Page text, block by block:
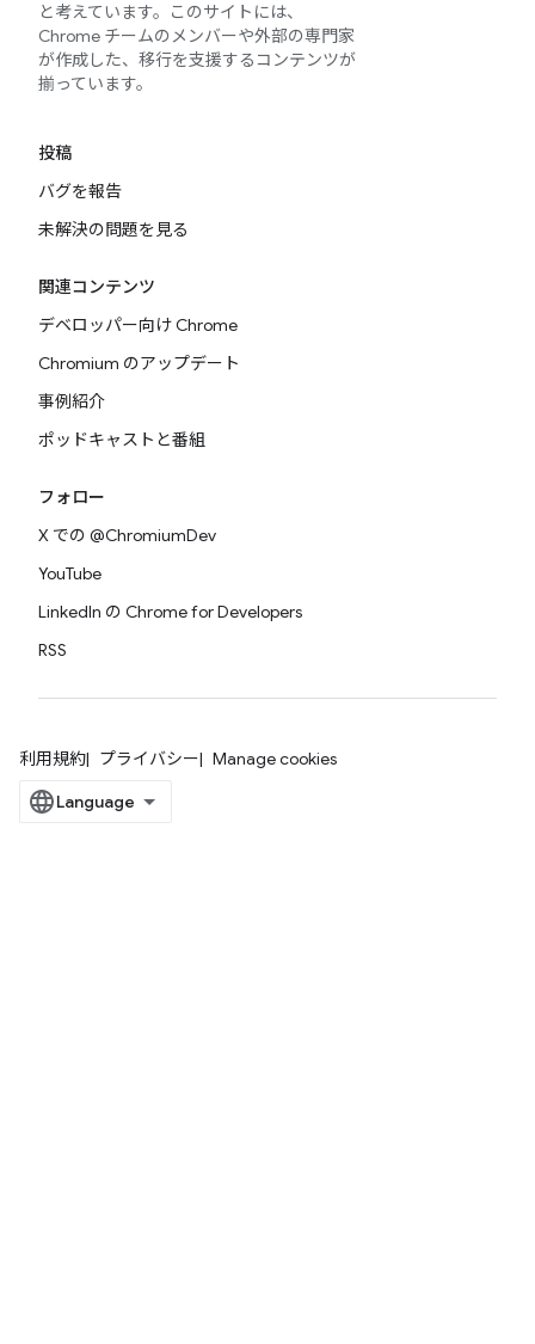
と考えています。このサイトには、
Chrome チームのメンバーや外部の専門家
が作成した、移行を支援するコンテンツが
揃っています。
投稿
バグを報告
未解決の問題を見る
関連コンテンツ
デベロッパー向け Chrome
Chromium のアップデート
事例紹介
ポッドキャストと番組
フォロー
X での @ChromiumDev
YouTube
LinkedIn の Chrome for Developers
RSS
利用規約 プライバシー Manage cookies